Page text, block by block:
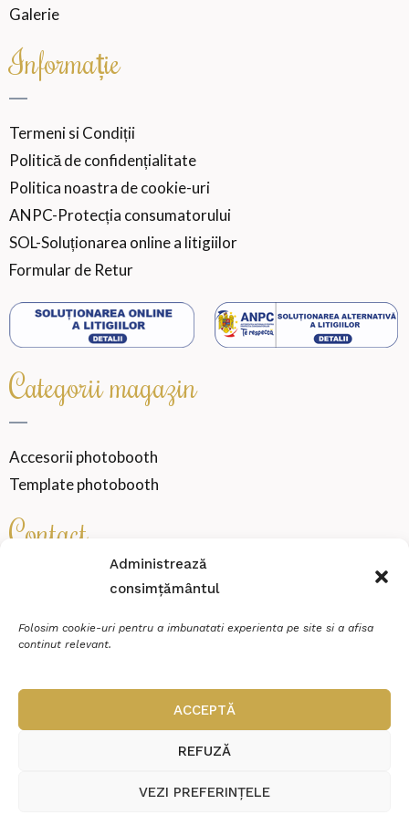
Administrează
consimțământul
Folosim cookie-uri pentru a imbunatati experienta pe site si a afisa
continut relevant.
ACCEPTĂ
REFUZĂ
VEZI PREFERINȚELE
Galerie
Informație
Termeni si Condiții
Politică de confidențialitate
Politica noastra de cookie-uri
ANPC-Protecția consumatorului
SOL-Soluționarea online a litigiilor
Formular de Retur
Categorii magazin
Accesorii photobooth
Template photobooth
Contact
SENSATION WEDDING VIBE SRL
Cod fiscal46000360
contact@sensationmoments.ro